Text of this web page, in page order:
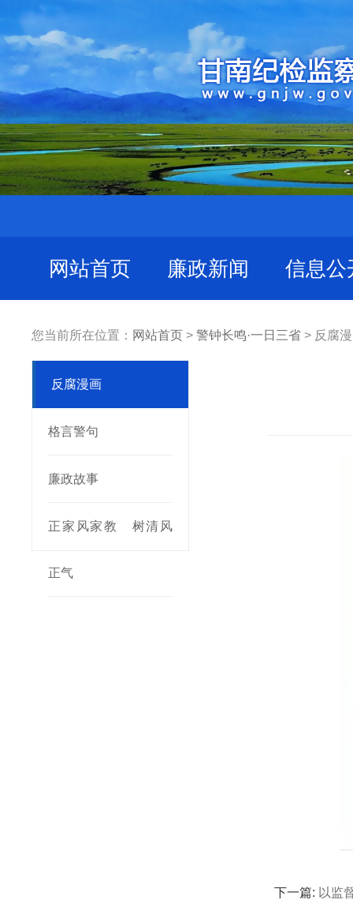
网站首页 廉政新闻 信息公
您当前所在位置： 网站首页 > 警钟长鸣·一日三省 > 反腐
反腐漫画
格言警句
廉政故事
正家风家教 树清风
正气
下一篇: 以监